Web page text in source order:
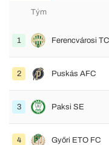
Tým
1 Ferencvárosi TC
2 Puskás AFC
3 Paksi SE
4 Győri ETO FC